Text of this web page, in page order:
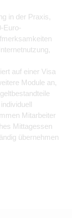
in der Praxis,
Euro-
auf einer Visa
Module an,
Mitarbeiter
Mittagessen
übernehmen